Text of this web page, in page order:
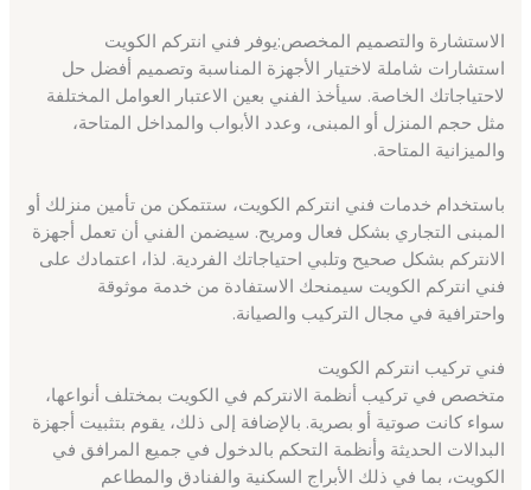
الاستشارة والتصميم المخصص:يوفر فني انتركم الكويت
استشارات شاملة لاختيار الأجهزة المناسبة وتصميم أفضل حل
لاحتياجاتك الخاصة. سيأخذ الفني بعين الاعتبار العوامل المختلفة
مثل حجم المنزل أو المبنى، وعدد الأبواب والمداخل المتاحة،
والميزانية المتاحة.
باستخدام خدمات فني انتركم الكويت، ستتمكن من تأمين منزلك أو
المبنى التجاري بشكل فعال ومريح. سيضمن الفني أن تعمل أجهزة
الانتركم بشكل صحيح وتلبي احتياجاتك الفردية. لذا، اعتمادك على
فني انتركم الكويت سيمنحك الاستفادة من خدمة موثوقة
واحترافية في مجال التركيب والصيانة.
فني تركيب انتركم الكويت
متخصص في تركيب أنظمة الانتركم في الكويت بمختلف أنواعها،
سواء كانت صوتية أو بصرية. بالإضافة إلى ذلك، يقوم بتثبيت أجهزة
البدالات الحديثة وأنظمة التحكم بالدخول في جميع المرافق في
الكويت، بما في ذلك الأبراج السكنية والفنادق والمطاعم